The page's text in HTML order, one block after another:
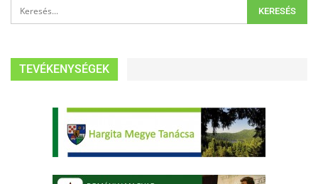
TEVÉKENYSÉGEK